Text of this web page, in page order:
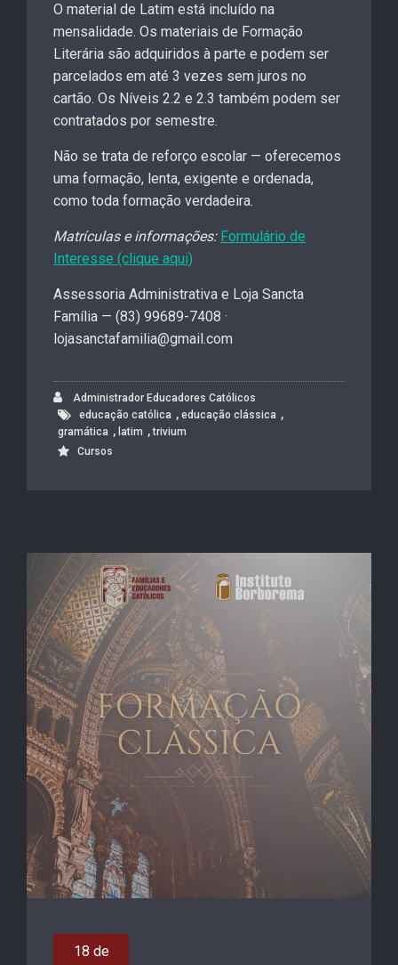
O material de Latim está incluído na
mensalidade. Os materiais de Formação
Literária são adquiridos à parte e podem ser
parcelados em até 3 vezes sem juros no
cartão. Os Níveis 2.2 e 2.3 também podem ser
contratados por semestre.
Não se trata de reforço escolar — oferecemos
uma formação, lenta, exigente e ordenada,
como toda formação verdadeira.
Matrículas e informações: Formulário de
Interesse (clique aqui)
Assessoria Administrativa e Loja Sancta
Família — (83) 99689-7408 ·
lojasanctafamilia@gmail.com
Administrador Educadores Católicos
educação católica , educação clássica ,
gramática , latim ,trivium
Cursos
18 de